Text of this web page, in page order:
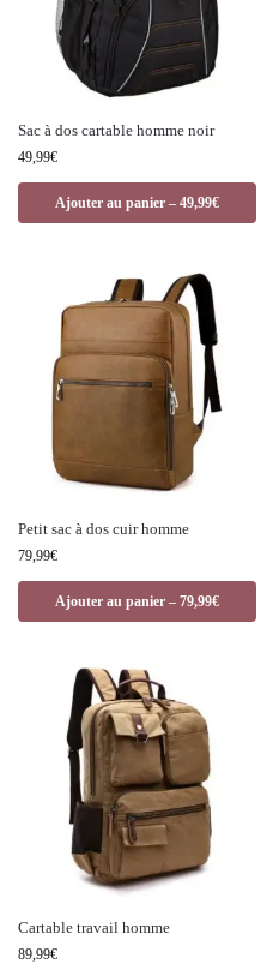
Sac à dos cartable homme noir
49,99€
Ajouter au panier – 49,99€
Petit sac à dos cuir homme
79,99€
Ajouter au panier – 79,99€
Cartable travail homme
89,99€